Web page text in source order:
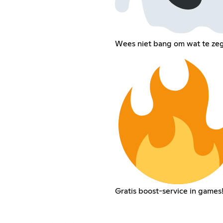
Wees niet bang om wat te
Gratis boost-service in